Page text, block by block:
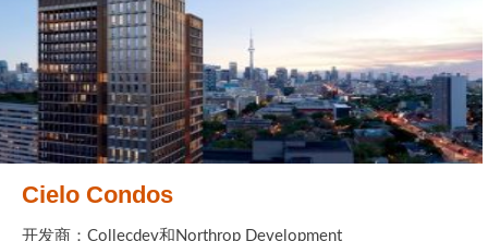
Cielo Condos
开发商：Collecdev和Northrop Development